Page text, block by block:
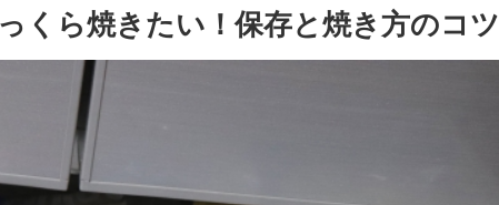
くら焼きたい！保存と焼き方のコツ